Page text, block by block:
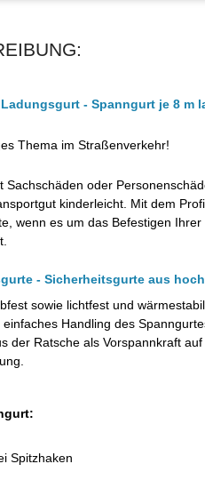
Ladungsgurt - Spanngurt je 8
Thema im Straßenverkehr!
Sachschäden oder
kinderleicht. Mit dem
wenn es um das Befestigen
- Sicherheitsgurte aus
sowie lichtfest und
Handling des
der Ratsche als Vorspannkraft
Spitzhaken